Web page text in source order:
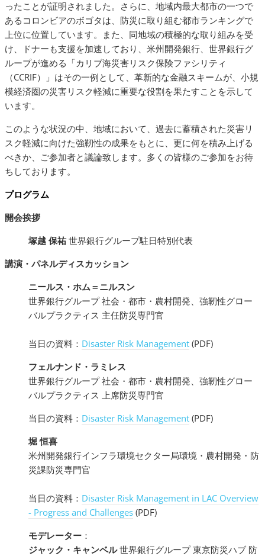
ったことが証明されました。さらに、地域内最大都市の一つで
あるコロンビアのボゴタは、防災に取り組む都市ランキングで
上位に位置しています。また、同地域の積極的な取り組みを受
け、ドナーも支援を加速しており、米州開発銀行、世界銀行グ
ループが進める「カリブ海災害リスク保険ファシリティ
（CCRIF）」はその一例として、革新的な金融スキームが、小規
模経済圏の災害リスク軽減に重要な役割を果たすことを示して
います。
このような状況の中、地域において、過去に蓄積された災害リ
スク軽減に向けた強靭性の成果をもとに、更に何を積み上げる
べきか、ご参加者と議論致します。多くの皆様のご参加をお待
ちしております。
プログラム
開会挨拶
塚越 保祐世界銀行グループ駐日特別代表
講演・パネルディスカッション
ニールス・ホム＝ニルスン
世界銀行グループ 社会・都市・農村開発、強靭性グロー
バルプラクティス 主任防災専門官
当日の資料： Disaster Risk Management (PDF)
フェルナンド・ラミレス
世界銀行グループ 社会・都市・農村開発、強靭性グロー
バルプラクティス 上席防災専門官
当日の資料： Disaster Risk Management (PDF)
堀 恒喜
米州開発銀行インフラ環境セクター局環境・農村開発・防
災課防災専門官
当日の資料： Disaster Risk Management in LAC Overview
- Progress and Challenges (PDF)
モデレーター ：
ジャック・キャンベル世界銀行グループ 東京防災ハブ 防